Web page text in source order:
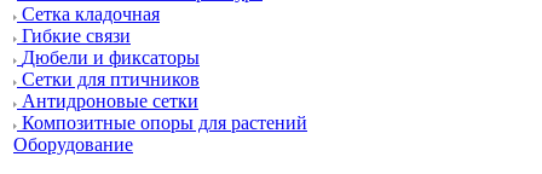
Сетка кладочная
Гибкие связи
Дюбели и фиксаторы
Сетки для птичников
Антидроновые сетки
Композитные опоры для растений
Оборудование